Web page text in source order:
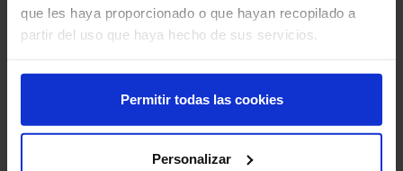
que les haya proporcionado o que hayan recopilado a
partir del uso que haya hecho de sus servicios.
Permitir todas las cookies
Personalizar